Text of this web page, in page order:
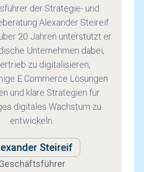
der Strategie- und
Alexander Steireif
20 Jahren unterstützt er
Unternehmen dabei,
zu digitalisieren,
E Commerce Lösungen
und klare Strategien für
digitales Wachstum zu
entwickeln.
Steireif